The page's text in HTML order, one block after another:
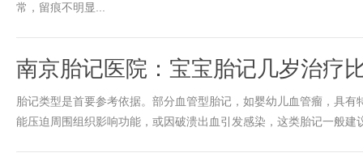
常，留痕不明显...
南京胎记医院：宝宝胎记几岁治疗
胎记类型是首要参考依据。部分血管型胎记，如婴幼儿血管瘤，具
能压迫周围组织影响功能，或因破溃出血引发感染，这类胎记一般建